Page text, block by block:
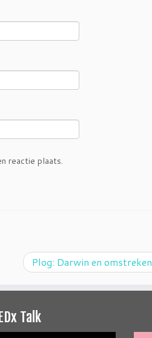
reactie plaats.
Plog: Darwin en omstreken
Talk